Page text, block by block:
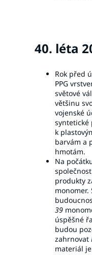
40. léta
Rok před
PPG
světové
většinu
vojenské
syntetické
k
barvám a
hmotám.
Na
produkty
monomer.
39
úspěšné
budou
zahrnovat
materiál